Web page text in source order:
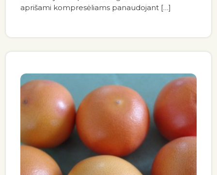
aprišami kompresėliams panaudojant […]